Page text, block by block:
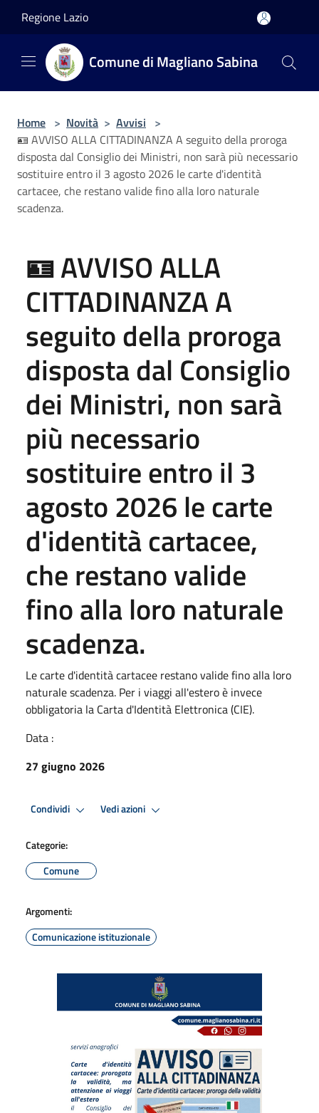
Regione Lazio
Comune di Magliano Sabina
Home > Novità > Avvisi >
🪪 AVVISO ALLA CITTADINANZA A seguito della proroga
disposta dal Consiglio dei Ministri, non sarà più necessario
sostituire entro il 3 agosto 2026 le carte d'identità
cartacee, che restano valide fino alla loro naturale
scadenza.
🪪 AVVISO ALLA
CITTADINANZA A
seguito della proroga
disposta dal Consiglio
dei Ministri, non sarà
più necessario
sostituire entro il 3
agosto 2026 le carte
d'identità cartacee,
che restano valide
fino alla loro naturale
scadenza.
Le carte d'identità cartacee restano valide fino alla loro
naturale scadenza. Per i viaggi all'estero è invece
obbligatoria la Carta d'Identità Elettronica (CIE).
Data :
27 giugno 2026
Condividi Vedi azioni
Categorie:
Comune
Argomenti:
Comunicazione istituzionale